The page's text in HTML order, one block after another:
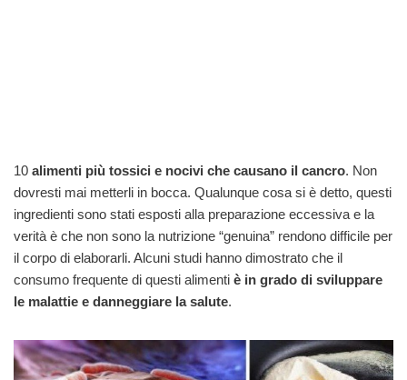
10 alimenti più tossici e nocivi che causano il cancro. Non
dovresti mai metterli in bocca. Qualunque cosa si è detto, questi
ingredienti sono stati esposti alla preparazione eccessiva e la
verità è che non sono la nutrizione “genuina” rendono difficile per
il corpo di elaborarli. Alcuni studi hanno dimostrato che il
consumo frequente di questi alimenti è in grado di sviluppare
le malattie e danneggiare la salute.